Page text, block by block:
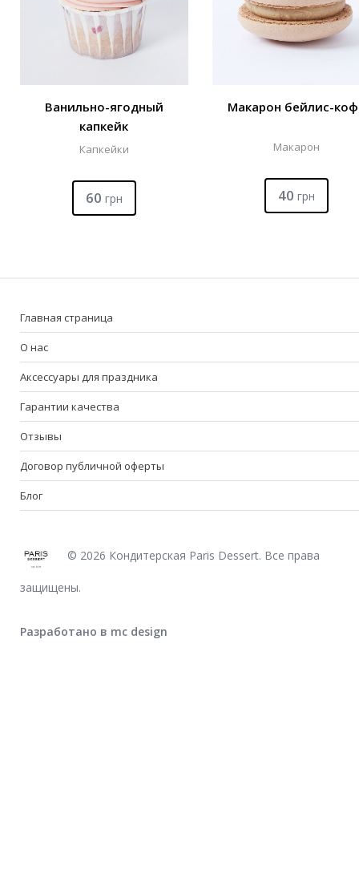
Ванильно-ягодный
капкейк
Капкейки
60 грн
Макарон бейлис-
Макарон
40 грн
Главная страница
О нас
Аксессуары для праздника
Гарантии качества
Отзывы
Договор публичной оферты
Блог
© 2026 Кондитерская Paris Dessert. Все права
защищены.
Разработано в mc design